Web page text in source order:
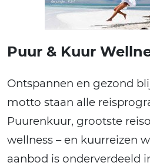
Puur & Kuur
Ontspannen en gezond
motto staan alle
Puurenkuur, grootste
wellness – en kuurreizen
aanbod is onderverdeeld